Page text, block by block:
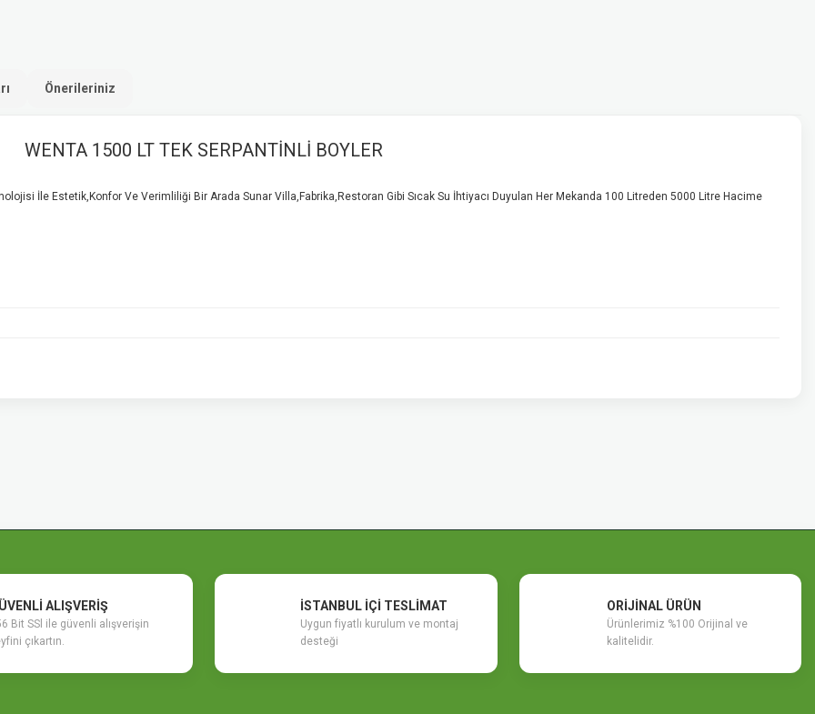
Önerileriniz
WENTA 1500 LT TEK SERPANTİNLİ BOYLER
İle Estetik,Konfor Ve Verimliliği Bir Arada Sunar Villa,Fabrika,Restoran Gibi Sıcak Su İhtiyacı Duyulan Her Mekanda 100 Litreden 5000 Litre Hacime
ALIŞVERİŞ
Bit SSl ile güvenli alışverişin
çıkartın.
İSTANBUL İÇİ TESLİMAT
Uygun fiyatlı kurulum ve montaj
desteği
ORİJİNAL ÜRÜN
Ürünlerimiz %100 Orijinal ve
kalitelidir.